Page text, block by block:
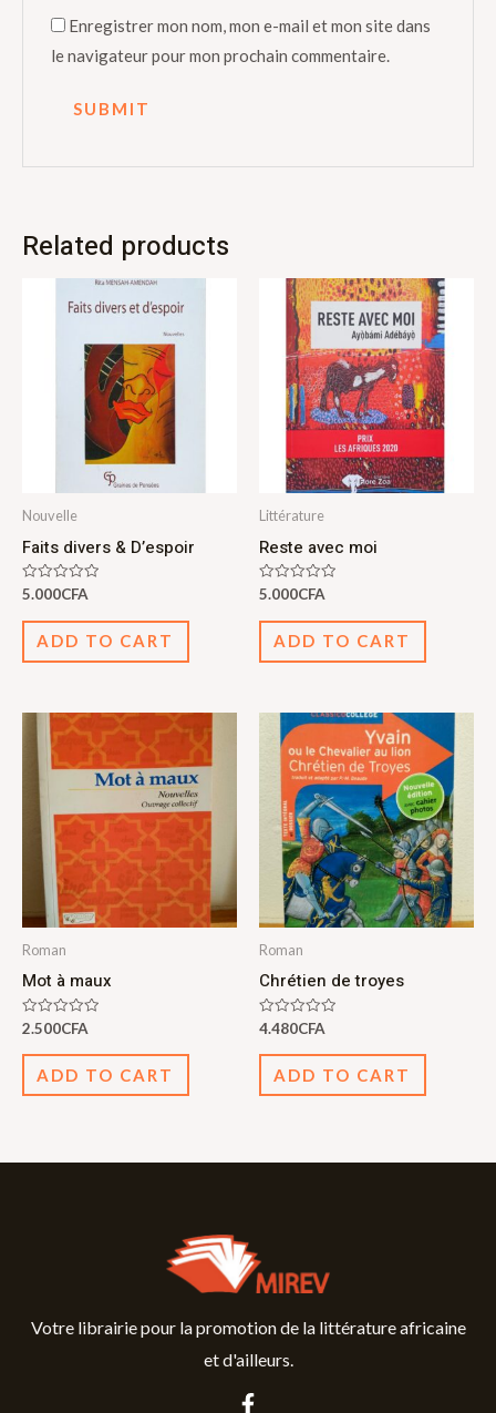
Enregistrer mon nom, mon e-mail et mon site dans
le navigateur pour mon prochain commentaire.
Related products
Nouvelle
Faits divers & D’espoir
Rated
out
5.000CFA
ADD TO CART
Littérature
Reste avec moi
Rated
out
5.000CFA
ADD TO CART
Roman
Mot à maux
Rated
0
out
2.500CFA
ADD TO CART
Roman
Chrétien de troyes
Rated
0
out
4.480CFA
ADD TO CART
Votre librairie pour la promotion de la littérature africaine
et d'ailleurs.